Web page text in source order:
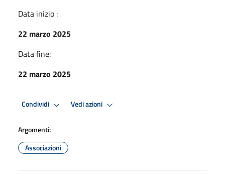
Data inizio :
22 marzo 2025
Data fine:
22 marzo 2025
Condividi Vedi azioni
Argomenti:
Associazioni